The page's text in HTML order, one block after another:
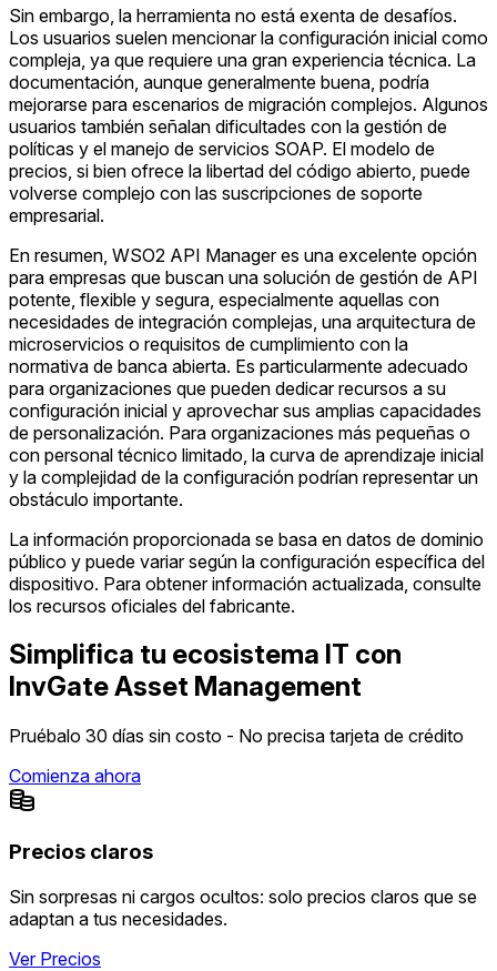
Sin embargo, la herramienta no está exenta de desafíos.
Los usuarios suelen mencionar la configuración inicial como
compleja, ya que requiere una gran experiencia técnica. La
documentación, aunque generalmente buena, podría
mejorarse para escenarios de migración complejos. Algunos
usuarios también señalan dificultades con la gestión de
políticas y el manejo de servicios SOAP. El modelo de
precios, si bien ofrece la libertad del código abierto, puede
volverse complejo con las suscripciones de soporte
empresarial.
En resumen, WSO2 API Manager es una excelente opción
para empresas que buscan una solución de gestión de API
potente, flexible y segura, especialmente aquellas con
necesidades de integración complejas, una arquitectura de
microservicios o requisitos de cumplimiento con la
normativa de banca abierta. Es particularmente adecuado
para organizaciones que pueden dedicar recursos a su
configuración inicial y aprovechar sus amplias capacidades
de personalización. Para organizaciones más pequeñas o
con personal técnico limitado, la curva de aprendizaje inicial
y la complejidad de la configuración podrían representar un
obstáculo importante.
La información proporcionada se basa en datos de dominio
público y puede variar según la configuración específica del
dispositivo. Para obtener información actualizada, consulte
los recursos oficiales del fabricante.
Simplifica tu ecosistema IT con
InvGate Asset Management
Pruébalo 30 días sin costo - No precisa tarjeta de crédito
Comienza ahora
Precios claros
Sin sorpresas ni cargos ocultos: solo precios claros que se
adaptan a tus necesidades.
Ver Precios